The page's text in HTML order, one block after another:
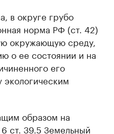
в округе грубо
норма РФ (ст. 42)
окружающую среду,
о ее состоянии и на
его
образом на
ст. 39.5 Земельный